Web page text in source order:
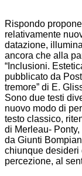
Rispondo
relativamente
datazione,
ancora che alla
“Inclusioni.
pubblicato da
tremore” di E.
Sono due testi
nuovo modo di
testo classico,
di Merleau-
da Giunti
chiunque desideri
percezione, al